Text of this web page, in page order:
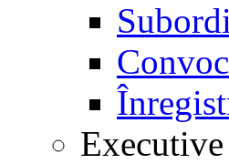
Executive